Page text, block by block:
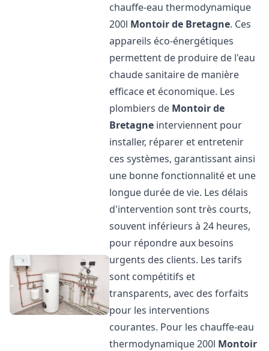
chauffe-eau thermodynamique
200l Montoir de Bretagne. Ces
appareils éco-énergétiques
permettent de produire de l'eau
chaude sanitaire de manière
efficace et économique. Les
plombiers de Montoir de
Bretagne interviennent pour
installer, réparer et entretenir
ces systèmes, garantissant ainsi
une bonne fonctionnalité et une
longue durée de vie. Les délais
d'intervention sont très courts,
souvent inférieurs à 24 heures,
pour répondre aux besoins
urgents des clients. Les tarifs
sont compétitifs et
transparents, avec des forfaits
pour les interventions
courantes. Pour les chauffe-eau
thermodynamique 200l Montoir